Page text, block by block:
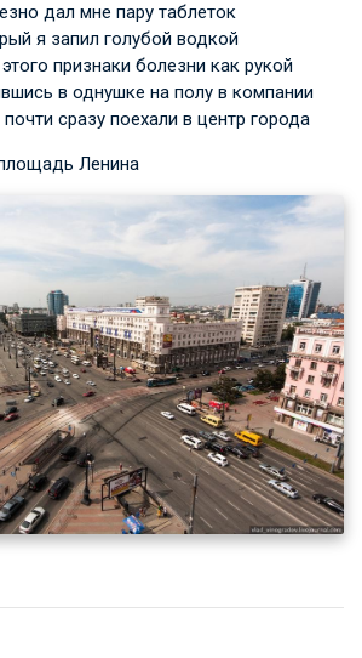
дал мне пару таблеток
я запил голубой водкой
признаки болезни как рукой
в однушке на полу в компании
сразу поехали в центр города
Ленина